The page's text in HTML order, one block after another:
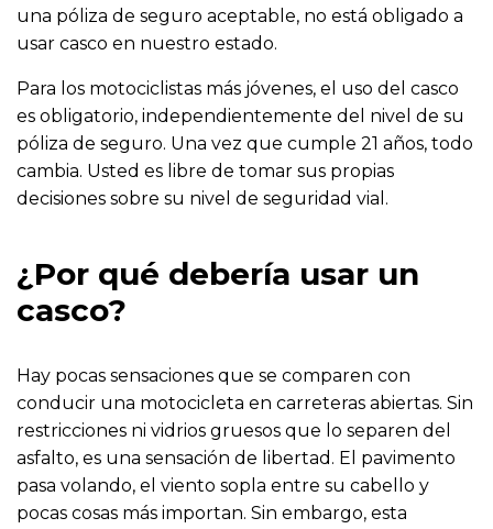
una póliza de seguro aceptable, no está obligado a
usar casco en nuestro estado.
Para los motociclistas más jóvenes, el uso del casco
es obligatorio, independientemente del nivel de su
póliza de seguro. Una vez que cumple 21 años, todo
cambia. Usted es libre de tomar sus propias
decisiones sobre su nivel de seguridad vial.
¿Por qué debería usar un
casco?
Hay pocas sensaciones que se comparen con
conducir una motocicleta en carreteras abiertas. Sin
restricciones ni vidrios gruesos que lo separen del
asfalto, es una sensación de libertad. El pavimento
pasa volando, el viento sopla entre su cabello y
pocas cosas más importan. Sin embargo, esta